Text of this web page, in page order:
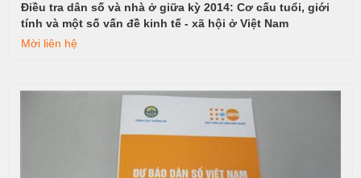
Xem tiếp
Điều tra dân số và nhà ở giữa kỳ 2014: Cơ cấu tuổi, giới
tính và một số vấn đề kinh tế - xã hội ở Việt Nam
Mời liên hệ